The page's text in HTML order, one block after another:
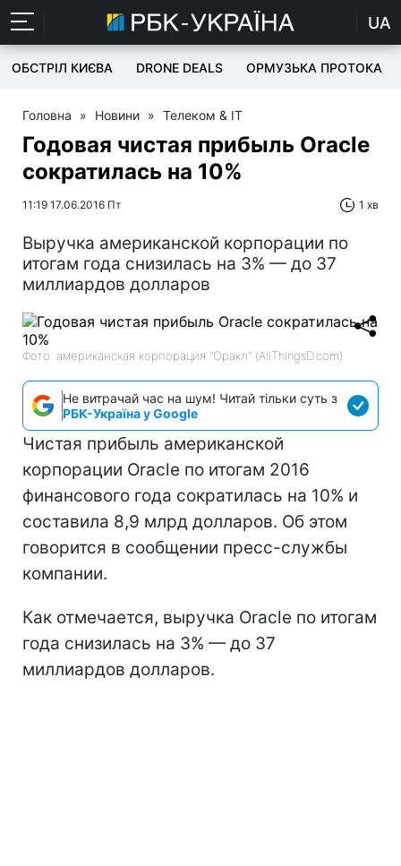
UA
ОБСТРІЛ КИЄВА DRONE DEALS ОРМУЗЬКА ПРОТОКА
Головна » Новини » Телеком & IT
Годовая чистая прибыль Oracle
сократилась на 10%
11:19 17.06.2016 Пт 1 хв
Выручка американской корпорации по
итогам года снизилась на 3% — до 37
миллиардов долларов
Фото: американская корпорация "Оракл" (AllThingsD.com)
Не витрачай час на шум! Читай тільки суть з
РБК-Україна у Google
Чистая прибыль американской
корпорации Oracle по итогам 2016
финансового года сократилась на 10% и
составила 8,9 млрд долларов. Об этом
говорится в сообщении пресс-службы
компании.
Как отмечается, выручка Oracle по итогам
года снизилась на 3% — до 37
миллиардов долларов.